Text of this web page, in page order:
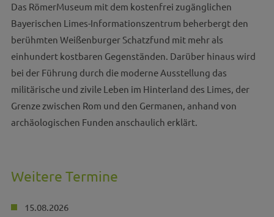
Das RömerMuseum mit dem kostenfrei zugänglichen
Bayerischen Limes-Informationszentrum beherbergt den
berühmten Weißenburger Schatzfund mit mehr als
einhundert kostbaren Gegenständen. Darüber hinaus wird
bei der Führung durch die moderne Ausstellung das
militärische und zivile Leben im Hinterland des Limes, der
Grenze zwischen Rom und den Germanen, anhand von
archäologischen Funden anschaulich erklärt.
Weitere Termine
15.08.2026